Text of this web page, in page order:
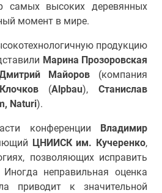
самых высоких деревянных
момент в мире.
продукцию
Марина Прозоровская
Майоров (компания
(Alpbau), Станислав
Naturi).
конференции Владимир
ЦНИИСК им. Кучеренко,
позволяющих исправить
неправильная оценка
приводит к значительной